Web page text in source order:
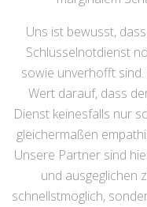
Uns ist bewusst,
Schlüsselnotdienst
sowie unverhofft
Wert darauf, dass
Dienst keinesfalls nur
gleichermaßen
Unsere Partner sind
und ausgeglichen
schnellstmöglich,